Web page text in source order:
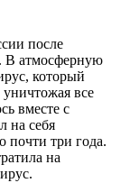
после
В атмосферную
который
уничтожая все
вместе с
на себя
почти три года.
на